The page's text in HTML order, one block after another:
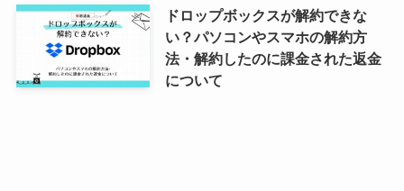
ドロップボックスが解約できな
い？パソコンやスマホの解約方
法・解約したのに課金された返金
について